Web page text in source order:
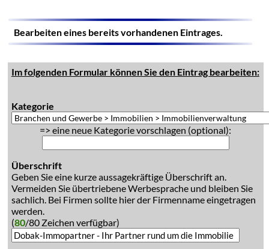
Bearbeiten eines bereits vorhandenen Eintrages.
Im folgenden Formular können Sie den Eintrag bearbeiten:
Kategorie
=> eine neue Kategorie vorschlagen (optional):
Überschrift
Geben Sie eine kurze aussagekräftige Überschrift an.
Vermeiden Sie übertriebene Werbesprache und bleiben Sie
sachlich. Bei Firmen sollte hier der Firmenname eingetragen
werden.
(80/80 Zeichen verfügbar)